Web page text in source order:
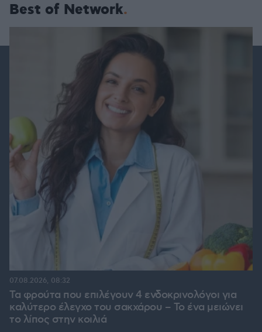
Best of Network
Τα φρούτα που επιλέγουν 4 ενδοκρινολόγοι για
καλύτερο έλεγχο του σακχάρου – Το ένα μειώνει
το λίπος στην κοιλιά
07.08.2026, 08:32